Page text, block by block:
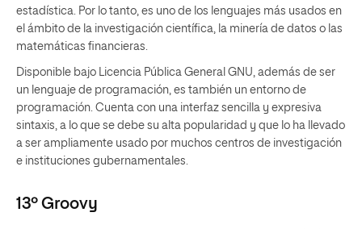
estadística. Por lo tanto, es uno de los lenguajes más usados en
el ámbito de la investigación científica, la minería de datos o las
matemáticas financieras.
Disponible bajo Licencia Pública General GNU, además de ser
un lenguaje de programación, es también un entorno de
programación. Cuenta con una interfaz sencilla y expresiva
sintaxis, a lo que se debe su alta popularidad y que lo ha llevado
a ser ampliamente usado por muchos centros de investigación
e instituciones gubernamentales.
13º Groovy